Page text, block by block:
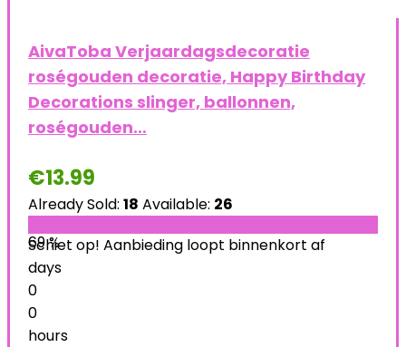
AivaToba Verjaardagsdecoratie
roségouden decoratie, Happy Birthday
Decorations slinger, ballonnen,
roségouden…
€13.99
Already Sold: 18 Available: 26
69 %
Schiet op! Aanbieding loopt binnenkort af
days
0
0
hours